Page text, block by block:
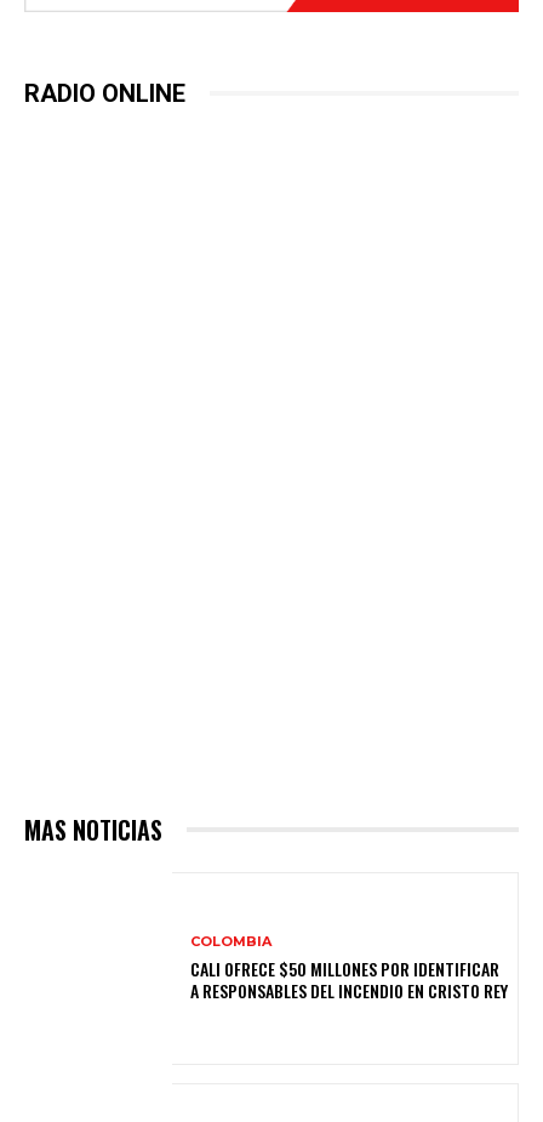
RADIO ONLINE
MAS NOTICIAS
COLOMBIA
CALI OFRECE $50 MILLONES POR IDENTIFICAR
A RESPONSABLES DEL INCENDIO EN CRISTO REY